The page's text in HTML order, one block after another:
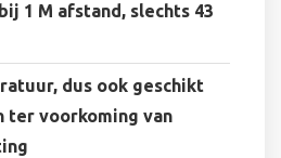
1 M afstand, slechts 43
dus ook geschikt
ter voorkoming van